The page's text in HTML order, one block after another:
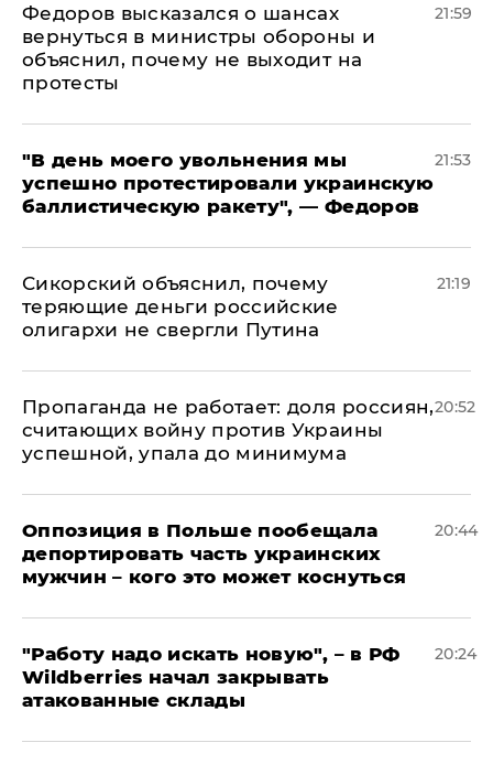
Федоров высказался о шансах
вернуться в министры обороны и
объяснил, почему не выходит на
протесты
21:59
​"В день моего увольнения мы
успешно протестировали украинскую
баллистическую ракету", — Федоров
21:53
Сикорский объяснил, почему
теряющие деньги российские
олигархи не свергли Путина
21:19
​Пропаганда не работает: доля россиян,
считающих войну против Украины
успешной, упала до минимума
20:52
Оппозиция в Польше пообещала
депортировать часть украинских
мужчин – кого это может коснуться
20:44
"Работу надо искать новую", – в РФ
Wildberries начал закрывать
атакованные склады
20:24